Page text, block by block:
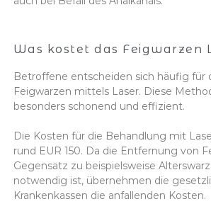
Was kostet das Feigwarzen
Betroffene entscheiden sich häufig für
Feigwarzen mittels Laser. Diese
besonders schonend und effizient.
Die Kosten für die Behandlung mit
rund EUR 150. Da die Entfernung von
Gegensatz zu beispielsweise
notwendig ist, übernehmen die
Krankenkassen die anfallenden Kosten.